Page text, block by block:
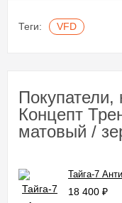
Теги: VFD
Покупатели,
Концепт
матовый /
Тайга-7
18 400 ₽